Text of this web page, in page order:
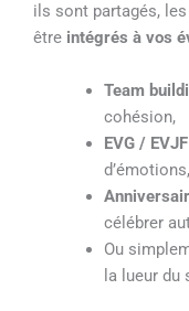
ils sont partagés, les
être intégrés à vos
Team
cohésion,
EVG / EVJF
d’émotions,
célébrer
Ou
la lueur